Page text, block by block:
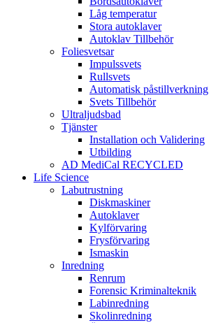
Låg temperatur
Stora autoklaver
Autoklav Tillbehör
Foliesvetsar
Impulssvets
Rullsvets
Automatisk påstillverkning
Svets Tillbehör
Ultraljudsbad
Tjänster
Installation och Validering
Utbilding
AD MediCal RECYCLED
Life Science
Labutrustning
Diskmaskiner
Autoklaver
Kylförvaring
Frysförvaring
Ismaskin
Inredning
Renrum
Forensic Kriminalteknik
Labinredning
Skolinredning